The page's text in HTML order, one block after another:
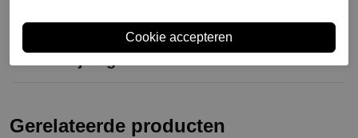
Gerelateerde producten